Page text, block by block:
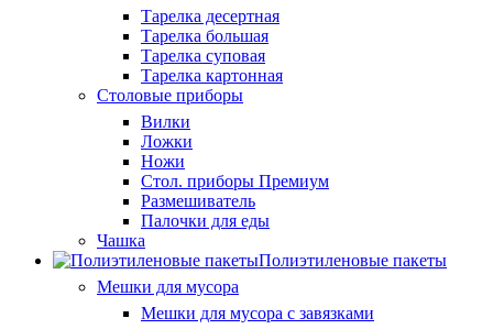
Тарелка десертная
Тарелка большая
Тарелка суповая
Тарелка картонная
Столовые приборы
Вилки
Ложки
Ножи
Стол. приборы Премиум
Размешиватель
Палочки для еды
Чашка
Полиэтиленовые пакеты
Мешки для мусора
Мешки для мусора с завязками